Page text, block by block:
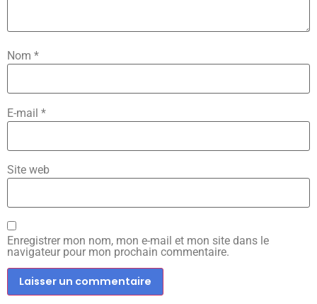
Nom *
E-mail *
Site web
Enregistrer mon nom, mon e-mail et mon site dans le
navigateur pour mon prochain commentaire.